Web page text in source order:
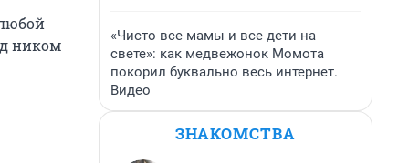
ником
«Чисто все мамы и все дети на
свете»: как медвежонок Момота
покорил буквально весь интернет.
Видео
ЗНАКОМСТВА